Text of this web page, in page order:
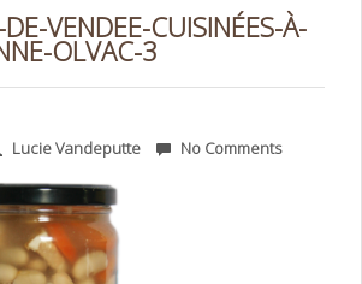
VENDEE-CUISINÉES-À-
OLVAC-3
Lucie Vandeputte No Comments